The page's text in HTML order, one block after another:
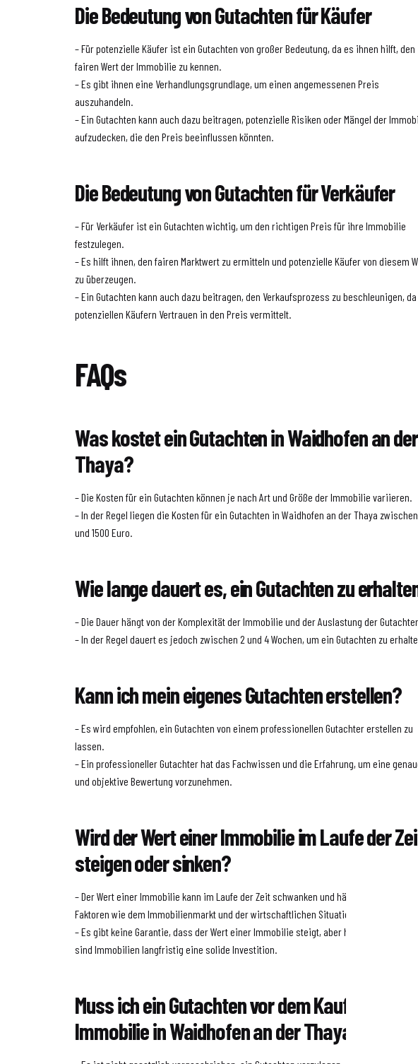
Die Bedeutung von Gutachten für Käufer
– Für potenzielle Käufer ist ein Gutachten von großer Bedeutung, da es ihnen hilft, den
fairen Wert der Immobilie zu kennen.
– Es gibt ihnen eine Verhandlungsgrundlage, um einen angemessenen Preis
auszuhandeln.
– Ein Gutachten kann auch dazu beitragen, potenzielle Risiken oder Mängel der
aufzudecken, die den Preis beeinflussen könnten.
Die Bedeutung von Gutachten für Verkäufer
– Für Verkäufer ist ein Gutachten wichtig, um den richtigen Preis für ihre Immobilie
festzulegen.
– Es hilft ihnen, den fairen Marktwert zu ermitteln und potenzielle Käufer von diesem
zu überzeugen.
– Ein Gutachten kann auch dazu beitragen, den Verkaufsprozess zu beschleunigen,
potenziellen Käufern Vertrauen in den Preis vermittelt.
FAQs
Was kostet ein Gutachten in Waidhofen an der
Thaya?
– Die Kosten für ein Gutachten können je nach Art und Größe der Immobilie variieren.
– In der Regel liegen die Kosten für ein Gutachten in Waidhofen an der Thaya
und 1500 Euro.
Wie lange dauert es, ein Gutachten zu
– Die Dauer hängt von der Komplexität der Immobilie und der Auslastung der Gutachter
– In der Regel dauert es jedoch zwischen 2 und 4 Wochen, um ein Gutachten zu
Kann ich mein eigenes Gutachten erstellen?
– Es wird empfohlen, ein Gutachten von einem professionellen Gutachter erstellen zu
lassen.
– Ein professioneller Gutachter hat das Fachwissen und die Erfahrung, um eine
und objektive Bewertung vorzunehmen.
Wird der Wert einer Immobilie im Laufe der
steigen oder sinken?
– Der Wert einer Immobilie kann im Laufe der Zeit schwanken und hängt von
Faktoren wie dem Immobilienmarkt und der wirtschaftlichen Situation ab.
– Es gibt keine Garantie, dass der Wert einer Immobilie steigt, aber historisch
sind Immobilien langfristig eine solide Investition.
Muss ich ein Gutachten vor dem Kauf einer
Immobilie in Waidhofen an der Thaya vorlegen?